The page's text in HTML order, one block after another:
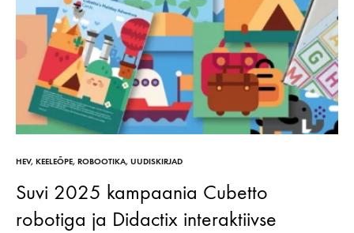
HEV, KEELEÕPE, ROBOOTIKA, UUDISKIRJAD
Suvi 2025 kampaania Cubetto
robotiga ja Didactix interaktiivse